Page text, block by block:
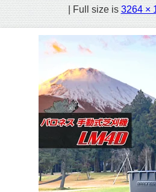
| Full size is3264 ×